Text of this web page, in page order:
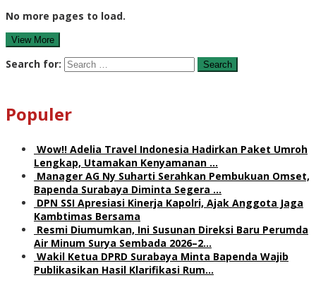
No more pages to load.
View More
Search for:
Populer
Wow!! Adelia Travel Indonesia Hadirkan Paket Umroh
Lengkap, Utamakan Kenyamanan …
Manager AG Ny Suharti Serahkan Pembukuan Omset,
Bapenda Surabaya Diminta Segera …
DPN SSI Apresiasi Kinerja Kapolri, Ajak Anggota Jaga
Kambtimas Bersama
Resmi Diumumkan, Ini Susunan Direksi Baru Perumda
Air Minum Surya Sembada 2026–2…
Wakil Ketua DPRD Surabaya Minta Bapenda Wajib
Publikasikan Hasil Klarifikasi Rum…